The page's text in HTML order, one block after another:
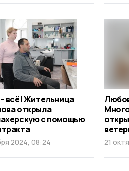
всё! Жительница
открыла
с помощью
2024, 08:24 21